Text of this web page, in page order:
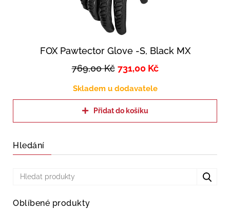
FOX Pawtector Glove -S, Black MX
769,00Kč 731,00 Kč
Skladem u dodavatele
Přidat do košíku
Hledání
Oblíbené produkty